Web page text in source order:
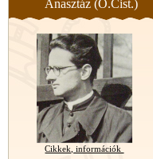
Anasztáz (O.Cist.)
Cikkek, információk